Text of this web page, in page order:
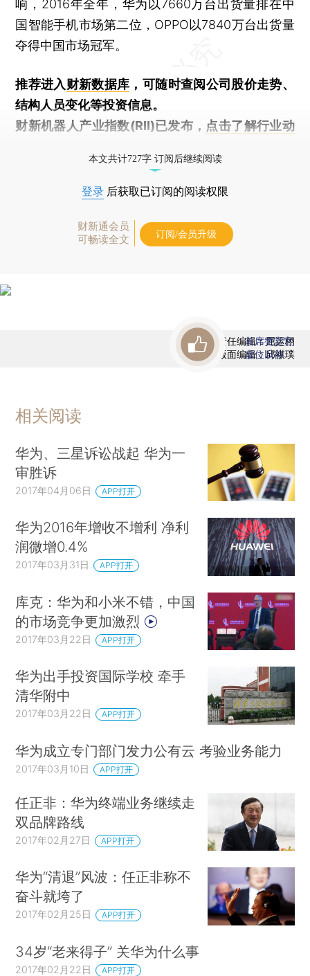
响，2016年全年，华为以7660万台出货量排在中
国智能手机市场第二位，OPPO以7840万台出货量
夺得中国市场冠军。
推荐进入财新数据库 ，可随时查阅公司股价走势、
结构人员变化等投资信息。
财新机器人产业指数(RII)已发布， 点击了解行业动
本文共计727字 订阅后继续阅读
登录 后获取已订阅的阅读权限
财新通会员
可畅读全文
订阅/会员升级
责任编辑：屈运栩
版面编辑：邱祺璞
首席赞赏官
虚位以待
相关阅读
华为、三星诉讼战起 华为一
审胜诉
2017年04月06日 APP打开
华为2016年增收不增利 净利
润微增0.4%
2017年03月31日 APP打开
库克：华为和小米不错，中国
的市场竞争更加激烈
2017年03月22日 APP打开
华为出手投资国际学校 牵手
清华附中
2017年03月22日 APP打开
华为成立专门部门发力公有云 考验业务能力
2017年03月10日 APP打开
任正非：华为终端业务继续走
双品牌路线
2017年02月27日 APP打开
华为“清退”风波：任正非称不
奋斗就垮了
2017年02月25日 APP打开
34岁“老来得子” 关华为什么事
2017年02月22日 APP打开